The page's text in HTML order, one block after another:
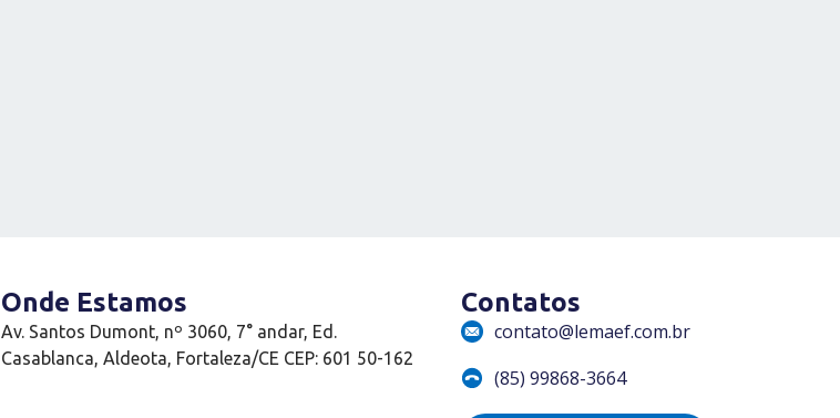
Onde Estamos
Av. Santos Dumont, nº 3060, 7° andar, Ed.
Casablanca, Aldeota, Fortaleza/CE CEP: 601 50-162
Contatos
contato@lemaef.com.br
(85) 99868-3664